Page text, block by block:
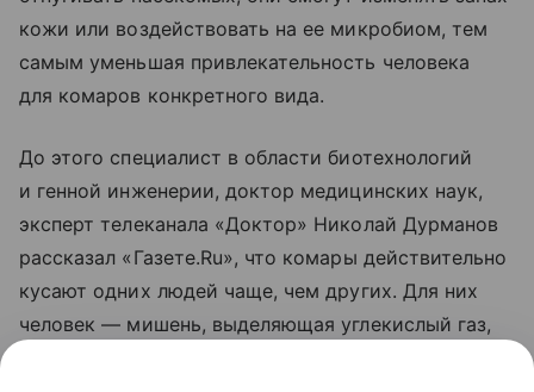
кожи или воздействовать на ее микробиом, тем
самым уменьшая привлекательность человека
для комаров конкретного вида.
До этого специалист в области биотехнологий
и генной инженерии, доктор медицинских наук,
эксперт телеканала «Доктор» Николай Дурманов
рассказал «Газете.Ru», что комары действительно
кусают одних людей чаще, чем других. Для них
человек — мишень, выделяющая углекислый газ,